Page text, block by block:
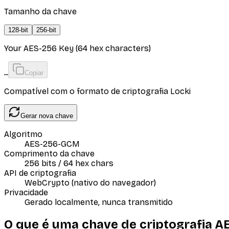
Tamanho da chave
128-bit 256-bit
Your AES-256 Key (64 hex characters)
… Copiar
Compatível com o formato de criptografia Locki
Gerar nova chave
Algoritmo
AES-256-GCM
Comprimento da chave
256 bits / 64 hex chars
API de criptografia
WebCrypto (nativo do navegador)
Privacidade
Gerado localmente, nunca transmitido
O que é uma chave de criptografia